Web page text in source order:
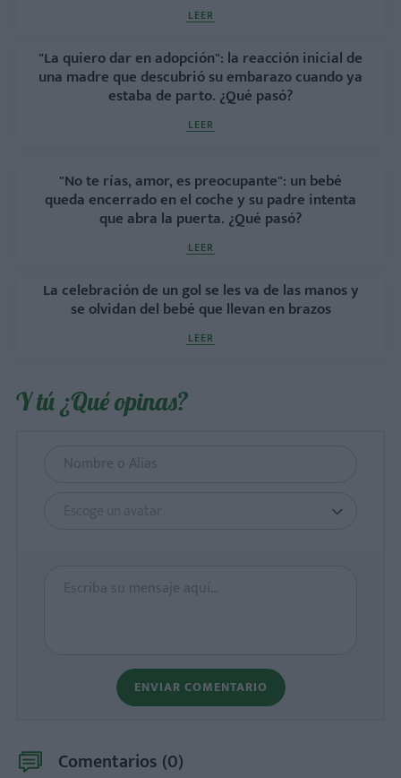
LEER
"La quiero dar en adopción": la reacción inicial de
una madre que descubrió su embarazo cuando ya
estaba de parto. ¿Qué pasó?
LEER
"No te rías, amor, es preocupante": un bebé
queda encerrado en el coche y su padre intenta
que abra la puerta. ¿Qué pasó?
LEER
La celebración de un gol se les va de las manos y
se olvidan del bebé que llevan en brazos
LEER
Y tú ¿Qué opinas?
Escoge un avatar
ENVIAR COMENTARIO
Comentarios (0)